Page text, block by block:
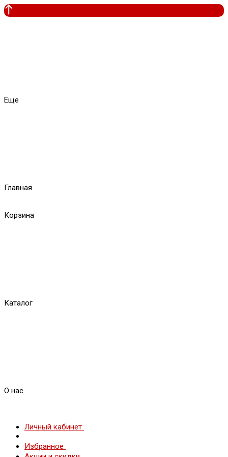
Еще
Главная
Корзина
Каталог
О нас
Личный кабинет
Избранное